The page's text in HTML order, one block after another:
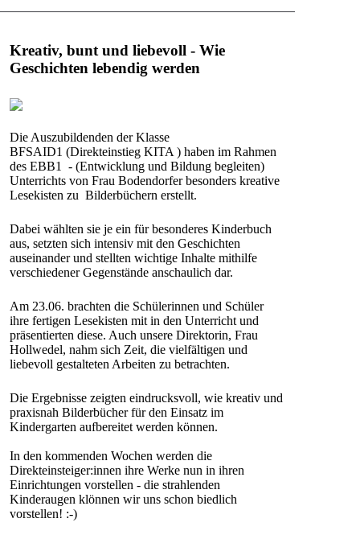
Kreativ, bunt und liebevoll - Wie
Geschichten lebendig werden
Die Auszubildenden der Klasse
BFSAID1 (Direkteinstieg KITA ) haben im Rahmen
des EBB1 - (Entwicklung und Bildung begleiten)
Unterrichts von Frau Bodendorfer besonders kreative
Lesekisten zu Bilderbüchern erstellt.
Dabei wählten sie je ein für besonderes Kinderbuch
aus, setzten sich intensiv mit den Geschichten
auseinander und stellten wichtige Inhalte mithilfe
verschiedener Gegenstände anschaulich dar.
Am 23.06. brachten die Schülerinnen und Schüler
ihre fertigen Lesekisten mit in den Unterricht und
präsentierten diese. Auch unsere Direktorin, Frau
Hollwedel, nahm sich Zeit, die vielfältigen und
liebevoll gestalteten Arbeiten zu betrachten.
Die Ergebnisse zeigten eindrucksvoll, wie kreativ und
praxisnah Bilderbücher für den Einsatz im
Kindergarten aufbereitet werden können.
In den kommenden Wochen werden die
Direkteinsteiger:innen ihre Werke nun in ihren
Einrichtungen vorstellen - die strahlenden
Kinderaugen klönnen wir uns schon biedlich
vorstellen! :-)